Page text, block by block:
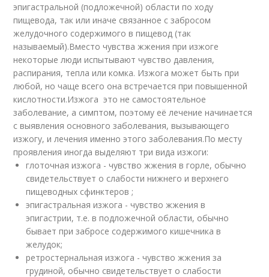
эпигастральной (подложечной) области по ходу
пищевода, так или иначе связанное с забросом
желудочного содержимого в пищевод (так
называемый).Вместо чувства жжения при изжоге
некоторые люди испытывают чувство давления,
распирания, тепла или комка. Изжога может быть при
любой, но чаще всего она встречается при повышенной
кислотности.Изжога ­ это не самостоятельное
заболевание, а симптом, поэтому её лечение начинается
с выявления основного заболевания, вызывающего
изжогу, и лечения именно этого заболевания.По месту
проявления иногда выделяют три вида изжоги:
глоточная изжога - чувство жжения в горле, обычно
свидетельствует о слабости нижнего и верхнего
пищеводных сфинктеров ;
эпигастральная изжога - чувство жжения в
эпигастрии, т.е. в подложечной области, обычно
бывает при забросе содержимого кишечника в
желудок;
ретростернальная изжога - чувство жжения за
грудиной, обычно свидетельствует о слабости